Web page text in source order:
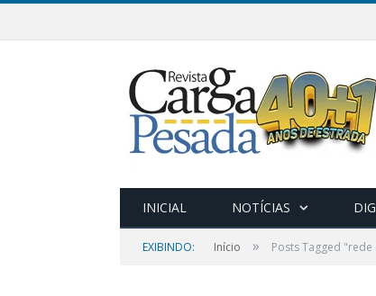
INICIAL NOTÍCIAS
EXIBINDO: Início » Posts Tagged "rede